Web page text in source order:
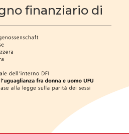
della parità
statistica
opinioni
finanziario di